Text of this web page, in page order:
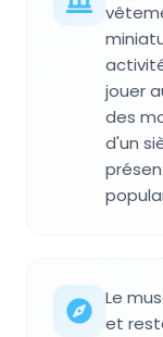
jouer
des
d'un
Le
et